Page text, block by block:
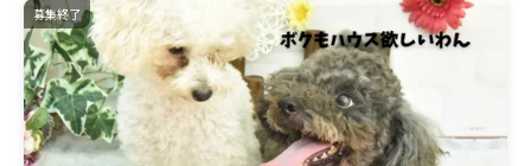
募集終了